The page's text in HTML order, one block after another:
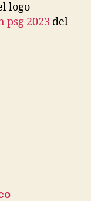
logo
psg 2023 del